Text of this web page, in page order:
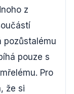
z
pozůstalému
pouze s
Pro
že si